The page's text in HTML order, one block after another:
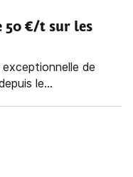
50 €/t sur les
de
le...